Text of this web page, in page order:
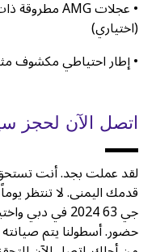
(اختياري)
• إطار احتياطي مكشوف
اتصل الآن لحجز
لقد عملت بجد. أنت
قدمك اليمنى. لا تنتظر
جي 63 2024 في
حضور. أسطولنا يتم